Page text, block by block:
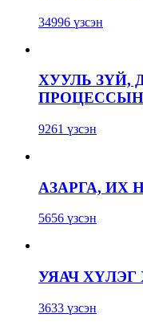
34996 үзсэн
ХУУЛЬ ЗҮЙ,
ПРОЦЕССЫН
9261 үзсэн
АЗАРГА, ИХ
5656 үзсэн
УЯАЧ ХҮЛЭГ
3633 үзсэн